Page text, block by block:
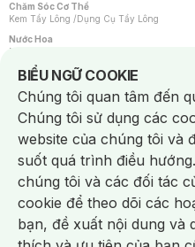
Chăm Sóc Cơ Thể
Kem Tẩy Lông /Dụng Cụ Tẩy Lông
Nước Hoa
Nước Hoa Nữ
Chăm Sóc Cá Nhân
Chống Muỗi /Khẩu Trang /Máy Massage/
Sản Phẩm Chăm Sóc Khác /Bàn Chải
Hỗ Trợ Trắng Răng/Kem Đánh Răng /Máy
Tăm / Chỉ Nha Khoa/ Xịt Thơm Miệng /
Khăn Ướt Vệ Sinh Vùng Kín/Băng Vệ
Máy Cạo Râu
Vấn Đề Về Da
Da Dầu / Lỗ Chân Lông To/ Da Khô / Mất
Da Nhạy Cảm / Kích Ứng
Da Xỉn Màu
Quầng Thâm & Bọng Mắt /Sẹo /Viêm Da
Dụng Cụ / Phụ Kiện Chăm Sóc Da
Bông Tẩy Trang
Khăn Lau Mặt Khô
BIỂU NGỮ COOKIE
Notice about cookies usage
Chúng tôi quan tâm đến
Chúng tôi sử dụng các
website của chúng tôi và
suốt quá trình điều
chúng tôi và các đối tác
cookie để theo dõi các
bạn, đề xuất nội dung và